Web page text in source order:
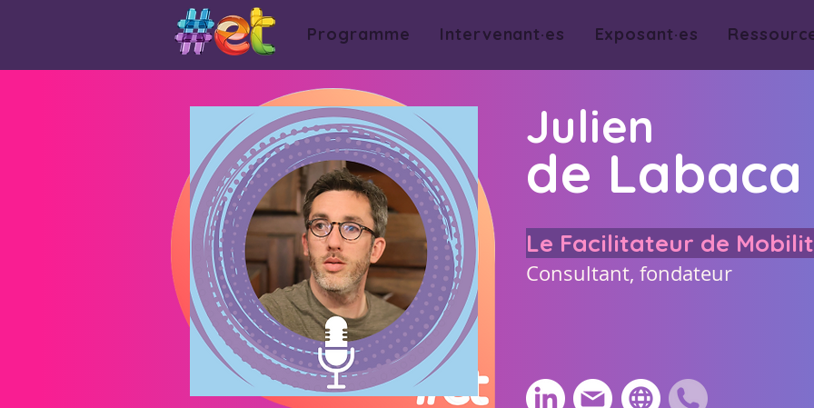
Programme Intervenant·es Exposant·es
Julien
de Labaca
Le Facilitateur de
Consultant, fondateur